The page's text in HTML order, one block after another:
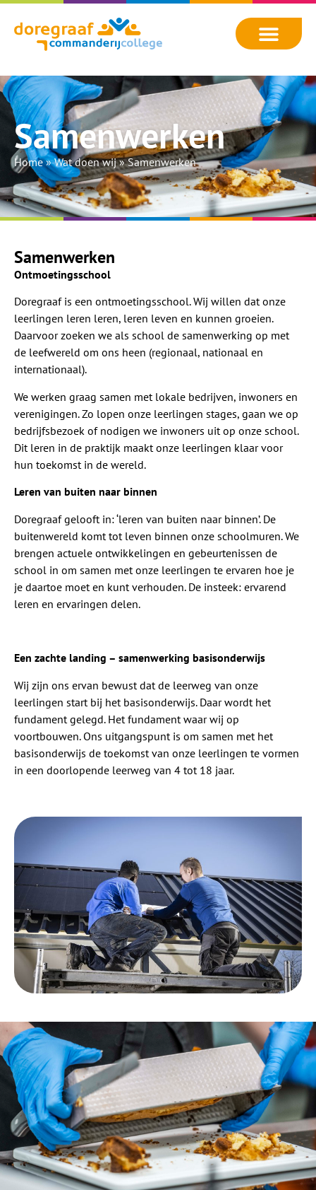
Samenwerken
Home»Wat doen wij»Samenwerken
Samenwerken
Ontmoetingsschool
Doregraaf is een ontmoetingsschool. Wij willen dat onze
leerlingen leren leren, leren leven en kunnen groeien.
Daarvoor zoeken we als school de samenwerking op met
de leefwereld om ons heen (regionaal, nationaal en
internationaal).
We werken graag samen met lokale bedrijven, inwoners en
verenigingen. Zo lopen onze leerlingen stages, gaan we op
bedrijfsbezoek of nodigen we inwoners uit op onze school.
Dit leren in de praktijk maakt onze leerlingen klaar voor
hun toekomst in de wereld.
Leren van buiten naar binnen
Doregraaf gelooft in: ‘leren van buiten naar binnen’. De
buitenwereld komt tot leven binnen onze schoolmuren. We
brengen actuele ontwikkelingen en gebeurtenissen de
school in om samen met onze leerlingen te ervaren hoe je
je daartoe moet en kunt verhouden. De insteek: ervarend
leren en ervaringen delen.
Een zachte landing – samenwerking basisonderwijs
Wij zijn ons ervan bewust dat de leerweg van onze
leerlingen start bij het basisonderwijs. Daar wordt het
fundament gelegd. Het fundament waar wij op
voortbouwen. Ons uitgangspunt is om samen met het
basisonderwijs de toekomst van onze leerlingen te vormen
in een doorlopende leerweg van 4 tot 18 jaar.